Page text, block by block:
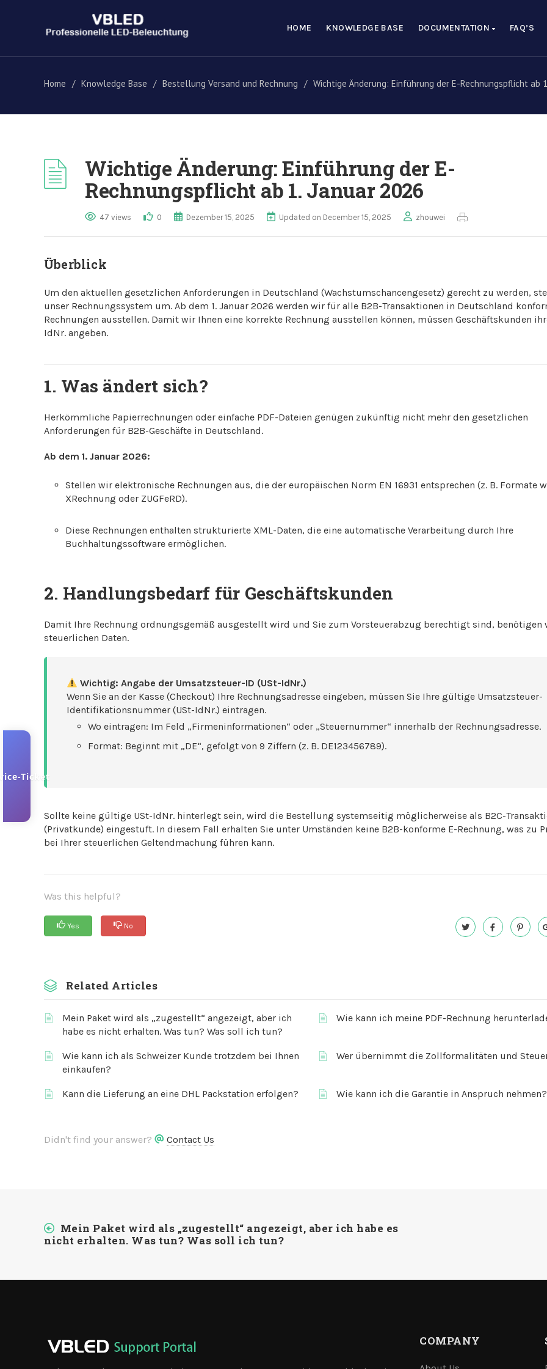
HOME KNOWLEDGE BASE DOCUMENTATION FAQ’S
Home / Knowledge Base / Bestellung Versand und Rechnung / Wichtige Änderung: Einführung der E-Rechnungspflicht ab
Wichtige Änderung: Einführung der E-
Rechnungspflicht ab 1. Januar 2026
47 views 0 Dezember 15, 2025 Updated on December 15, 2025 zhouwei
Überblick
Um den aktuellen gesetzlichen Anforderungen in Deutschland (Wachstumschancengesetz) gerecht zu werden,
unser Rechnungssystem um. Ab dem 1. Januar 2026 werden wir für alle B2B-Transaktionen in Deutschland
Rechnungen ausstellen. Damit wir Ihnen eine korrekte Rechnung ausstellen können, müssen Geschäftskunden
IdNr. angeben.
1. Was ändert sich?
Herkömmliche Papierrechnungen oder einfache PDF-Dateien genügen zukünftig nicht mehr den gesetzlichen
Anforderungen für B2B-Geschäfte in Deutschland.
Ab dem 1. Januar 2026:
Stellen wir elektronische Rechnungen aus, die der europäischen Norm EN 16931 entsprechen (z. B. Formate
XRechnung oder ZUGFeRD).
Diese Rechnungen enthalten strukturierte XML-Daten, die eine automatische Verarbeitung durch Ihre
Buchhaltungssoftware ermöglichen.
2. Handlungsbedarf für Geschäftskunden
Damit Ihre Rechnung ordnungsgemäß ausgestellt wird und Sie zum Vorsteuerabzug berechtigt sind, benötigen
steuerlichen Daten.
Wichtig: Angabe der Umsatzsteuer-ID (USt-IdNr.)
Wenn Sie an der Kasse (Checkout) Ihre Rechnungsadresse eingeben, müssen Sie Ihre gültige Umsatzsteuer-
Identifikationsnummer (USt-IdNr.) eintragen.
Wo eintragen: Im Feld „Firmeninformationen“ oder „Steuernummer“ innerhalb der Rechnungsadresse.
Format: Beginnt mit „DE“, gefolgt von 9 Ziffern (z. B. DE123456789).
Sollte keine gültige USt-IdNr. hinterlegt sein, wird die Bestellung systemseitig möglicherweise als B2C-
(Privatkunde) eingestuft. In diesem Fall erhalten Sie unter Umständen keine B2B-konforme E-Rechnung, was zu
bei Ihrer steuerlichen Geltendmachung führen kann.
Was this helpful?
Yes No
Related Articles
Mein Paket wird als „zugestellt“ angezeigt, aber ich
habe es nicht erhalten. Was tun? Was soll ich tun?
Wie kann ich meine PDF-Rechnung
Wie kann ich als Schweizer Kunde trotzdem bei Ihnen
einkaufen?
Wer übernimmt die Zollformalitäten und
Kann die Lieferung an eine DHL Packstation erfolgen? Wie kann ich die Garantie in Anspruch nehmen?
Didn't find your answer? Contact Us
Mein Paket wird als „zugestellt“ angezeigt, aber ich habe es
nicht erhalten. Was tun? Was soll ich tun?
COMPANY
Ticket